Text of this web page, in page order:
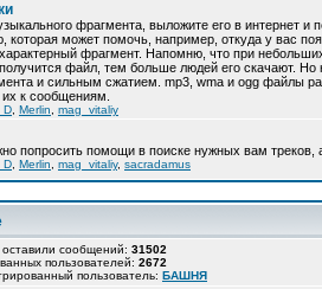
фрагмента, выложите его в интернет и
может помочь, например, откуда у вас
фрагмент. Напомню, что при
файл, тем больше людей его скачают. Но
и сильным сжатием. mp3, wma и ogg файлы
к сообщениям.
Merlin mag_vitaliy
попросить помощи в поиске нужных вам треков,
Merlin mag_vitaliy, sacradamus
сообщений: 31502
пользователей: 2672
пользователь: БАШНЯ